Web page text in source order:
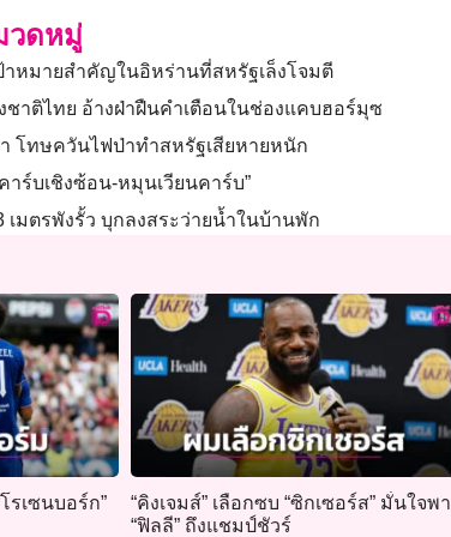
วดหมู่
ป้าหมายสำคัญในอิหร่านที่สหรัฐเล็งโจมตี
ชาติไทย อ้างฝ่าฝืนคำเตือนในช่องแคบฮอร์มุซ
โทษควันไฟป่าทำสหรัฐเสียหายหนัก
าร์บเชิงซ้อน-หมุนเวียนคาร์บ”
เมตรพังรั้ว บุกลงสระว่ายน้ำในบ้านพัก
รเซนบอร์ก”
“คิงเจมส์” เลือกซบ “ซิกเซอร์ส” มั่นใจพา
“ฟิลลี” ถึงแชมป์ชัวร์